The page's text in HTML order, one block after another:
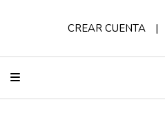
CREAR CUENTA